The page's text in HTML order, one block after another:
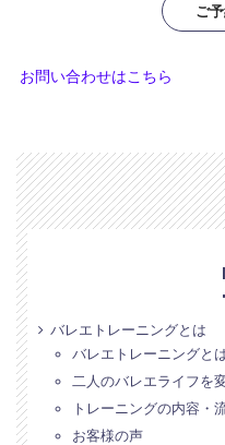
ご
お問い合わせはこちら
バレエトレーニングとは
バレエトレーニングと
二人のバレエライフを
トレーニングの内容・
お客様の声